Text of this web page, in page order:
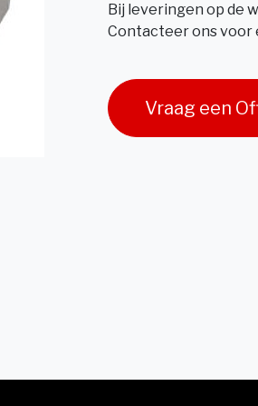
Bij leveringen op de
Contacteer ons voor
Vraag een